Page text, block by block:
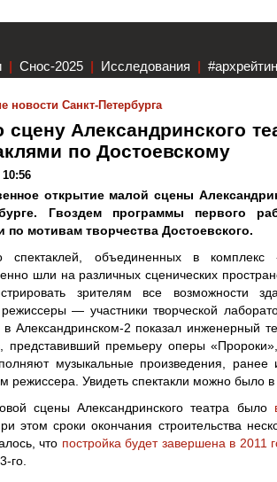
| Снос-2025 | Исследования |
новости Санкт-Петербурга
Александринского
по Достоевскому
10:56
открытие малой сцены
Гвоздем программы первого
по мотивам творчества Достоевского.
спектаклей, объединенных в комплекс
шли на различных сценических
зрителям все возможности
— участники творческой
в Александринском-2 показал инженерный
представивший премьеру оперы
музыкальные произведения,
режиссера. Увидеть спектакли можно было
сцены Александринского театра было
этом сроки окончания строительства
что постройка будет завершена в 2011
го.